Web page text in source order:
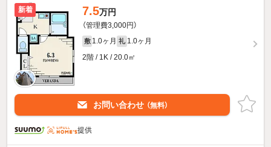
新着 7.5万円
（管理費3,000円）
敷 1.0ヶ月 礼 1.0ヶ月
2階 / 1K / 20.0㎡
お問い合わせ （無料）
提供